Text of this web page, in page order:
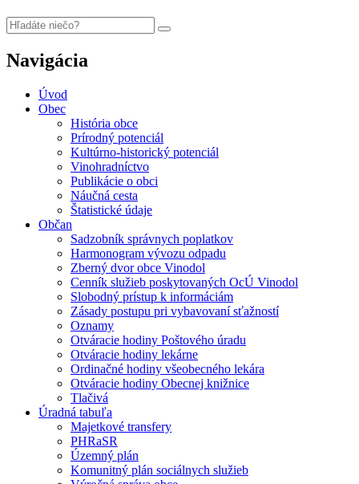
Navigácia
Úvod
Obec
História obce
Prírodný potenciál
Kultúrno-historický potenciál
Vinohradníctvo
Publikácie o obci
Náučná cesta
Štatistické údaje
Občan
Sadzobník správnych poplatkov
Harmonogram vývozu odpadu
Zberný dvor obce Vinodol
Cenník služieb poskytovaných OcÚ Vinodol
Slobodný prístup k informáciám
Zásady postupu pri vybavovaní sťažností
Oznamy
Otváracie hodiny Poštového úradu
Otváracie hodiny lekárne
Ordinačné hodiny všeobecného lekára
Otváracie hodiny Obecnej knižnice
Tlačivá
Úradná tabuľa
Majetkové transfery
PHRaSR
Územný plán
Komunitný plán sociálnych služieb